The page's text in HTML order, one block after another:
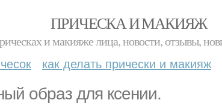
ПРИЧЕСКА И МАКИЯЖ
и макияже лица, новости, отзывы,
как делать прически и макияж
образ для ксении.